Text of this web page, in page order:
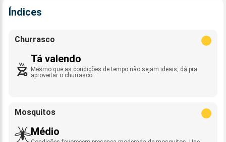
Índices
Churrasco
Tá valendo
Mesmo que as condições de tempo não sejam ideais, dá pra
aproveitar o churrasco.
Mosquitos
Médio